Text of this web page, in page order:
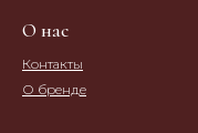
О нас
Контакты
О бренде